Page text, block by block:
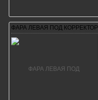
ФАРА ЛЕВАЯ ПОД КОРРЕКТОР